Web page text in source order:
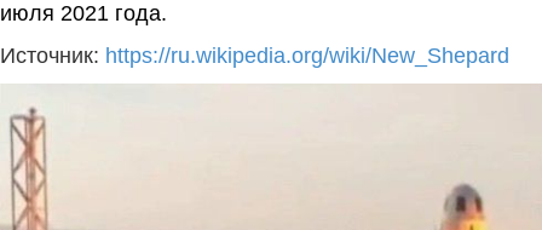
июля 2021 года.
Источник: https://ru.wikipedia.org/wiki/New_Shepard